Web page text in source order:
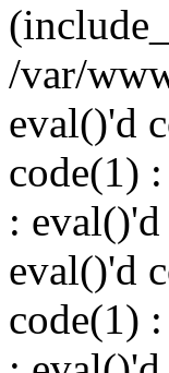
/var/
eval()'d
code(1)
:
eval()'d
code(1)